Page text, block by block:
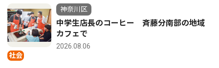
社会
神奈川区
中学生店長のコーヒー 斉藤分南部の地域
カフェで
2026.08.06